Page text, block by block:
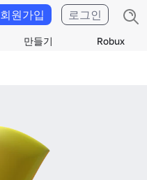
만들기 Robux
회원가입 로그인